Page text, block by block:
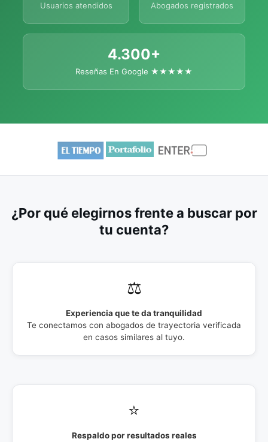
Usuarios atendidos Abogados registrados
4.300+
Reseñas En Google ★★★★★
¿Por qué elegirnos frente a buscar por
tu cuenta?
⚖️
Experiencia que te da tranquilidad
Te conectamos con abogados de trayectoria verificada
en casos similares al tuyo.
⭐
Respaldo por resultados reales